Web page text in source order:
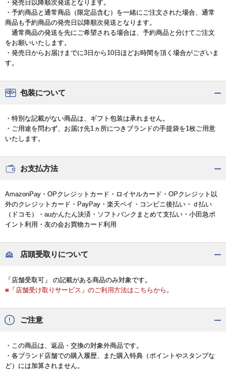
・発売日以降順次発送となります。
・予約商品と通常商品（限定品含む）を一緒にご注文された場合、通常
商品も予約商品の発売日以降順次発送となります。
通常商品の発送を先にご希望される場合は、予約商品と分けてご注文
をお願いいたします。
・発売日からお届けまでに3日から10日ほどお時間を頂く場合がございま
す。
包装について
・特別な記載がない商品は、ギフト包装は承れません。
・ご用途を問わず、お届け先1ヵ所につきブランドの手提袋を1枚ご用意
いたします。
お支払方法
AmazonPay・OPクレジットカード・ロイヤルカード・OPクレジット以
外のクレジットカード・PayPay・楽天ペイ・コンビニ後払い・ｄ払い
（ドコモ）・auかんたん決済・ソフトバンクまとめて支払い・小田急ポ
イント利用・友の会お買物カード利用
店頭受取りについて
「店舗受取可」 の記載がある商品のみ対象です。
■「店舗受け取りサービス」のご利用方法はこちらから。
ご注意
・この商品は、返品・交換の対象外商品です。
・各ブランド店舗での購入履歴、また購入特典（ポイントやスタンプな
ど）には加算されません。